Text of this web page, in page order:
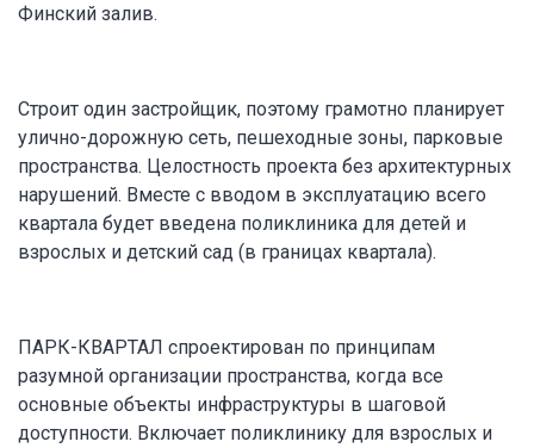
Финский залив.
Строит один застройщик, поэтому грамотно планирует
улично-дорожную сеть, пешеходные зоны, парковые
пространства. Целостность проекта без архитектурных
нарушений. Вместе с вводом в эксплуатацию всего
квартала будет введена поликлиника для детей и
взрослых и детский сад (в границах квартала).
ПАРК-КВАРТАЛ спроектирован по принципам
разумной организации пространства, когда все
основные объекты инфраструктуры в шаговой
доступности. Включает поликлинику для взрослых и